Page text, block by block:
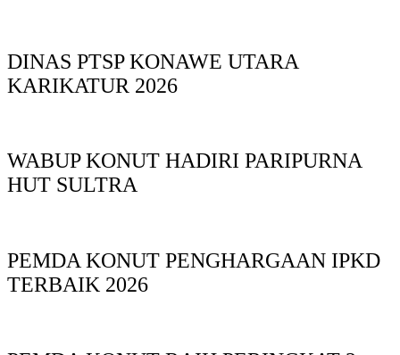
DINAS PTSP KONAWE UTARA
KARIKATUR 2026
WABUP KONUT HADIRI PARIPURNA
HUT SULTRA
PEMDA KONUT PENGHARGAAN IPKD
TERBAIK 2026